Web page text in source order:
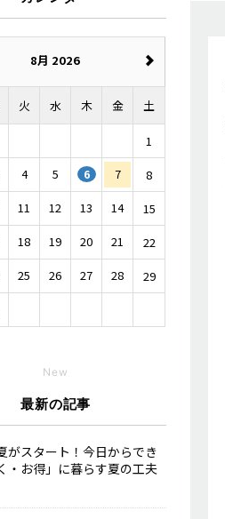
8月 2026
火 水 木 金 土
1
4 5 6 7
8
11 12 13 14
15
18 19 20 21
22
25 26 27 28
29
New
最新の記事
がスタート！今日からでき
・お得」に暮らす夏の工夫